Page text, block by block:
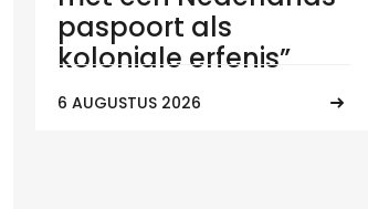
paspoort als
koloniale erfenis”
6 AUGUSTUS 2026